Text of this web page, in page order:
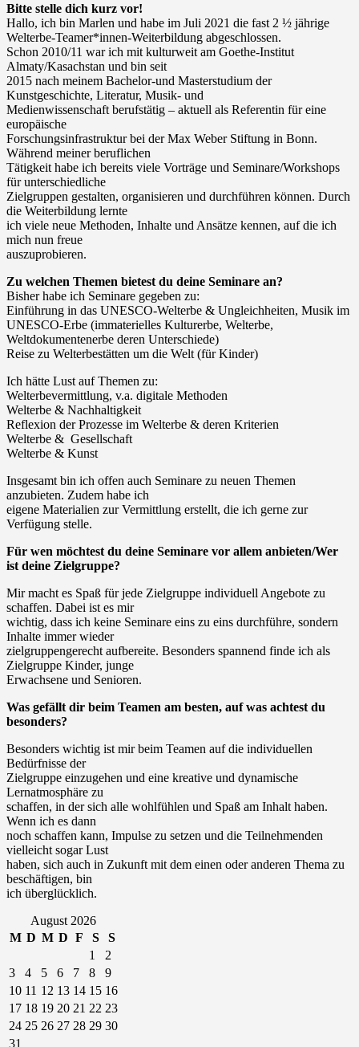
Bitte stelle dich kurz vor!
Hallo, ich bin Marlen und habe im Juli 2021 die fast 2 ½ jährige
Welterbe-Teamer*innen-Weiterbildung abgeschlossen.
Schon 2010/11 war ich mit kulturweit am Goethe-Institut
Almaty/Kasachstan und bin seit
2015 nach meinem Bachelor-und Masterstudium der
Kunstgeschichte, Literatur, Musik- und
Medienwissenschaft berufstätig – aktuell als Referentin für eine
europäische
Forschungsinfrastruktur bei der Max Weber Stiftung in Bonn.
Während meiner beruflichen
Tätigkeit habe ich bereits viele Vorträge und Seminare/Workshops
für unterschiedliche
Zielgruppen gestalten, organisieren und durchführen können. Durch
die Weiterbildung lernte
ich viele neue Methoden, Inhalte und Ansätze kennen, auf die ich
mich nun freue
auszuprobieren.
Zu welchen Themen bietest du deine Seminare an?
Bisher habe ich Seminare gegeben zu:
Einführung in das UNESCO-Welterbe & Ungleichheiten, Musik im
UNESCO-Erbe (immaterielles Kulturerbe, Welterbe,
Weltdokumentenerbe deren Unterschiede)
Reise zu Welterbestätten um die Welt (für Kinder)
Ich hätte Lust auf Themen zu:
Welterbevermittlung, v.a. digitale Methoden
Welterbe & Nachhaltigkeit
Reflexion der Prozesse im Welterbe & deren Kriterien
Welterbe & Gesellschaft
Welterbe & Kunst
Insgesamt bin ich offen auch Seminare zu neuen Themen
anzubieten. Zudem habe ich
eigene Materialien zur Vermittlung erstellt, die ich gerne zur
Verfügung stelle.
Für wen möchtest du deine Seminare vor allem anbieten/Wer
ist deine Zielgruppe?
Mir macht es Spaß für jede Zielgruppe individuell Angebote zu
schaffen. Dabei ist es mir
wichtig, dass ich keine Seminare eins zu eins durchführe, sondern
Inhalte immer wieder
zielgruppengerecht aufbereite. Besonders spannend finde ich als
Zielgruppe Kinder, junge
Erwachsene und Senioren.
Was gefällt dir beim Teamen am besten, auf was achtest du
besonders?
Besonders wichtig ist mir beim Teamen auf die individuellen
Bedürfnisse der
Zielgruppe einzugehen und eine kreative und dynamische
Lernatmosphäre zu
schaffen, in der sich alle wohlfühlen und Spaß am Inhalt haben.
Wenn ich es dann
noch schaffen kann, Impulse zu setzen und die Teilnehmenden
vielleicht sogar Lust
haben, sich auch in Zukunft mit dem einen oder anderen Thema zu
beschäftigen, bin
ich überglücklich.
August 2026
M D M D F S
S
1
2
3
4 5 6 7 8
9
10 11 12 13 14 15 16
17 18 19 20 21 22 23
24 25 26 27 28 29 30
31